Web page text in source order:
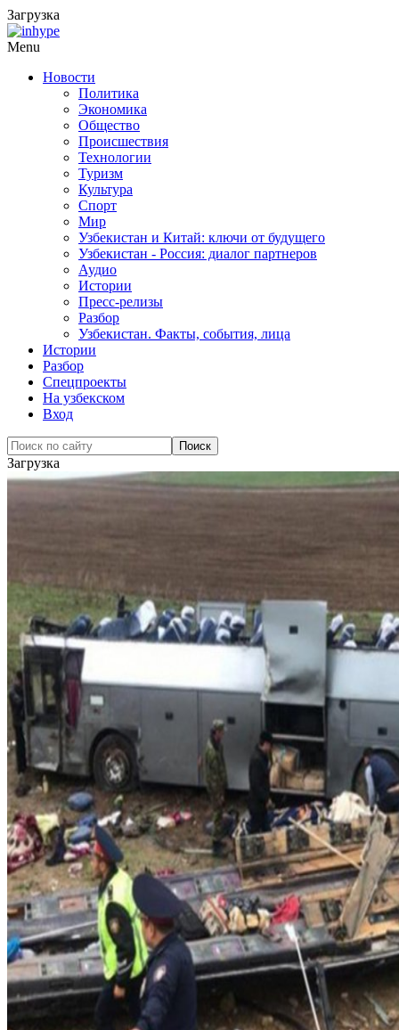
Загрузка
Menu
Новости
Политика
Экономика
Общество
Происшествия
Технологии
Туризм
Культура
Спорт
Мир
Узбекистан и Китай: ключи от будущего
Узбекистан - Россия: диалог партнеров
Аудио
Истории
Пресс-релизы
Разбор
Узбекистан. Факты, события, лица
Истории
Разбор
Спецпроекты
На узбекском
Вход
Загрузка